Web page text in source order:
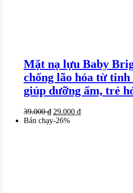
Mặt nạ lựu Baby
chống lão hóa từ
giúp dưỡng ẩm, trẻ
39.000₫ 29.000 ₫
Bán chạy-26%